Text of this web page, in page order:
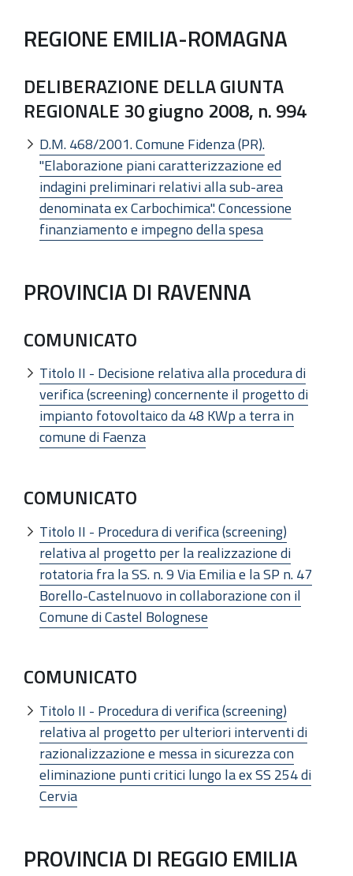
REGIONE EMILIA-ROMAGNA
DELIBERAZIONE DELLA GIUNTA
REGIONALE 30 giugno 2008, n. 994
D.M. 468/2001. Comune Fidenza (PR).
"Elaborazione piani caratterizzazione ed
indagini preliminari relativi alla sub-area
denominata ex Carbochimica". Concessione
finanziamento e impegno della spesa
PROVINCIA DI RAVENNA
COMUNICATO
Titolo II - Decisione relativa alla procedura di
verifica (screening) concernente il progetto di
impianto fotovoltaico da 48 KWp a terra in
comune di Faenza
COMUNICATO
Titolo II - Procedura di verifica (screening)
relativa al progetto per la realizzazione di
rotatoria fra la SS. n. 9 Via Emilia e la SP n. 47
Borello-Castelnuovo in collaborazione con il
Comune di Castel Bolognese
COMUNICATO
Titolo II - Procedura di verifica (screening)
relativa al progetto per ulteriori interventi di
razionalizzazione e messa in sicurezza con
eliminazione punti critici lungo la ex SS 254 di
Cervia
PROVINCIA DI REGGIO EMILIA